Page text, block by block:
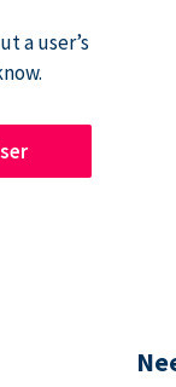
a user’s